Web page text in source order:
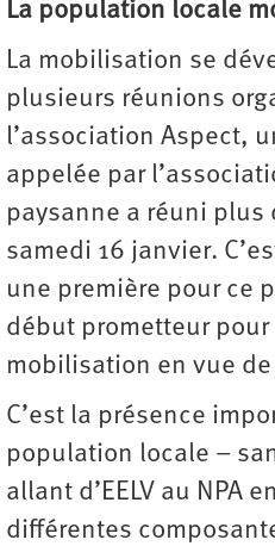
La population locale
La mobilisation se
plusieurs réunions
l’association Aspect,
appelée par
paysanne a réuni plus
samedi 16 janvier.
une première pour ce
début prometteur
mobilisation en vue
C’est la présence
population locale –
allant d’EELV au NPA
différentes